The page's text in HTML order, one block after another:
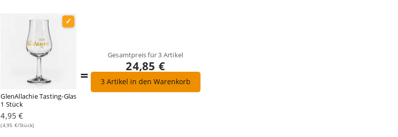
GlenAllachie Tasting-Glas
1 Stück
4,95 €
(4,95 €/Stück)
=
Gesamtpreis für3 Artikel
24,85 €
3Artikel in den Warenkorb